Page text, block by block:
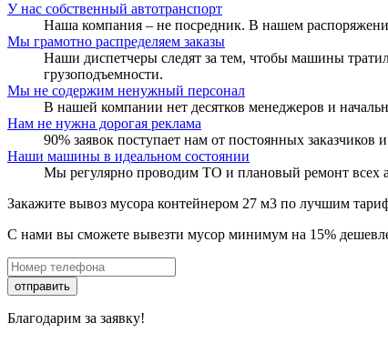
У нас собственный автотранспорт
Наша компания – не посредник. В нашем
Мы грамотно распределяем заказы
Наши диспетчеры следят за тем, чтобы машины
грузоподъемности.
Мы не содержим ненужный персонал
В нашей компании нет десятков менеджеров и
Нам не нужна дорогая реклама
90% заявок поступает нам от постоянных
Наши машины в идеальном состоянии
Мы регулярно проводим ТО и плановый ремонт всех
Закажите вывоз мусора контейнером 27 м3 по лучшим
С нами вы сможете вывезти мусор минимум на 15%
отправить
Благодарим за заявку!